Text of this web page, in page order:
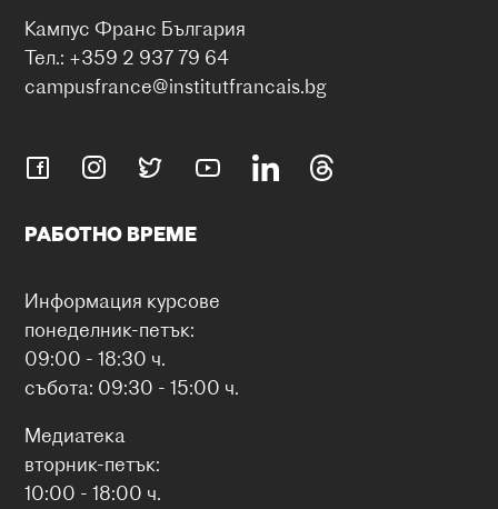
Кампус Франс България
Тел.: +359 2 937 79 64
campusfrance@institutfrancais.bg
РАБОТНО ВРЕМЕ
Информация курсове
понеделник-петък:
09:00 - 18:30 ч.
събота: 09:30 - 15:00 ч.
Медиатека
вторник-петък:
10:00 - 18:00 ч.